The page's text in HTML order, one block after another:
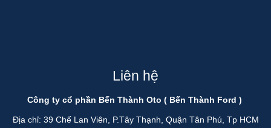
Liên hệ
Công ty cổ phần Bến Thành Oto ( Bến Thành Ford )
Địa chỉ: 39 Chế Lan Viên, P.Tây Thạnh, Quận Tân Phú, Tp HCM